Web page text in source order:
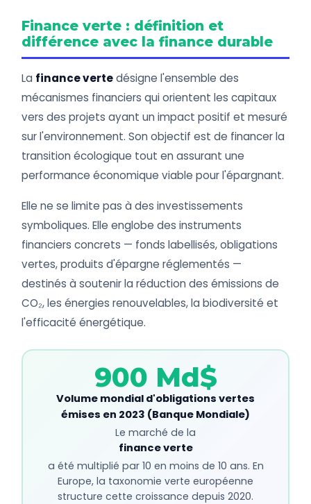
Finance verte : définition et
différence avec la finance durable
La finance vertedésigne l'ensemble des
mécanismes financiers qui orientent les capitaux
vers des projets ayant un impact positif et mesuré
sur l'environnement. Son objectif est de financer la
transition écologique tout en assurant une
performance économique viable pour l'épargnant.
Elle ne se limite pas à des investissements
symboliques. Elle englobe des instruments
financiers concrets — fonds labellisés, obligations
vertes, produits d'épargne réglementés —
destinés à soutenir la réduction des émissions de
CO₂, les énergies renouvelables, la biodiversité et
l'efficacité énergétique.
900 Md$
Volume mondial d'obligations vertes
émises en 2023 (Banque Mondiale)
Le marché de la
finance verte
a été multiplié par 10 en moins de 10 ans. En
Europe, la taxonomie verte européenne
structure cette croissance depuis 2020.